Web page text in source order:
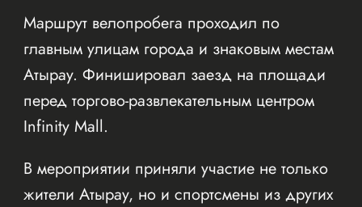
Маршрут велопробега проходил по
главным улицам города и знаковым местам
Атырау. Финишировал заезд на площади
перед торгово-развлекательным центром
Infinity Mall.
В мероприятии приняли участие не только
жители Атырау, но и спортсмены из других